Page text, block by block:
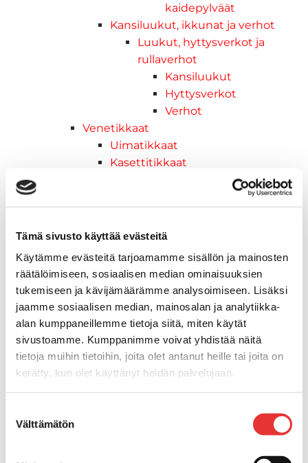
Tämä sivusto käyttää evästeitä
Käytämme evästeitä tarjoamamme sisällön ja mainosten
räätälöimiseen, sosiaalisen median ominaisuuksien
tukemiseen ja kävijämäärämme analysoimiseen. Lisäksi
jaamme sosiaalisen median, mainosalan ja analytiikka-
alan kumppaneillemme tietoja siitä, miten käytät
sivustoamme. Kumppanimme voivat yhdistää näitä
tietoja muihin tietoihin, joita olet antanut heille tai joita on
kerätty, kun olet käyttänyt heidän palvelujaan.
valinta
Välttämätön
kaidepylväät
Kansiluukut, ikkunat ja verhot
Luukut, hyttysverkot ja
rullaverhot
Kansiluukut
Hyttysverkot
Verhot
Venetikkaat
Uimatikkaat
Kasettitikkaat
Kävelysillat
Koukkupidike
Lepuuttajan kiinnike
Tuulilasin kiinnike
Reuna-, köli-, törmäyslistat ja kansikate
Törmäyslista
Kansikate